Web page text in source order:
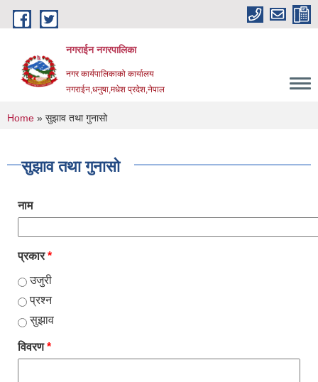
Skip to main content
नगराईन नगरपालिका
नगर कार्यपालिकाको कार्यालय
नगराईन,धनुषा,मधेश प्रदेश,नेपाल
You are here
Home » सुझाव तथा गुनासो
सुझाव तथा गुनासो
नाम
प्रकार*
उजुरी
प्रश्न
सुझाव
विवरण*